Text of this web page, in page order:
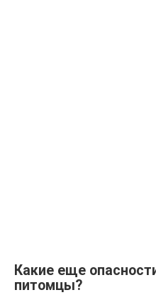
Какие еще
питомцы?